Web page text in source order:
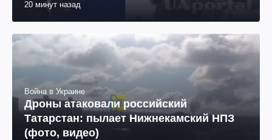
20 минут назад
Война в Украине
Дроны атаковали российский
Татарстан: пылает Нижнекамский НПЗ
(фото, видео)